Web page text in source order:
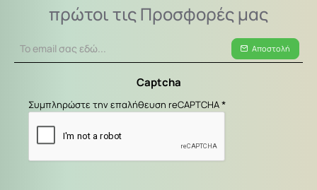
πρώτοι τις Προσφορές μας
email
Αποστολή
Captcha
Συμπληρώστε την επαλήθευση reCAPTCHA